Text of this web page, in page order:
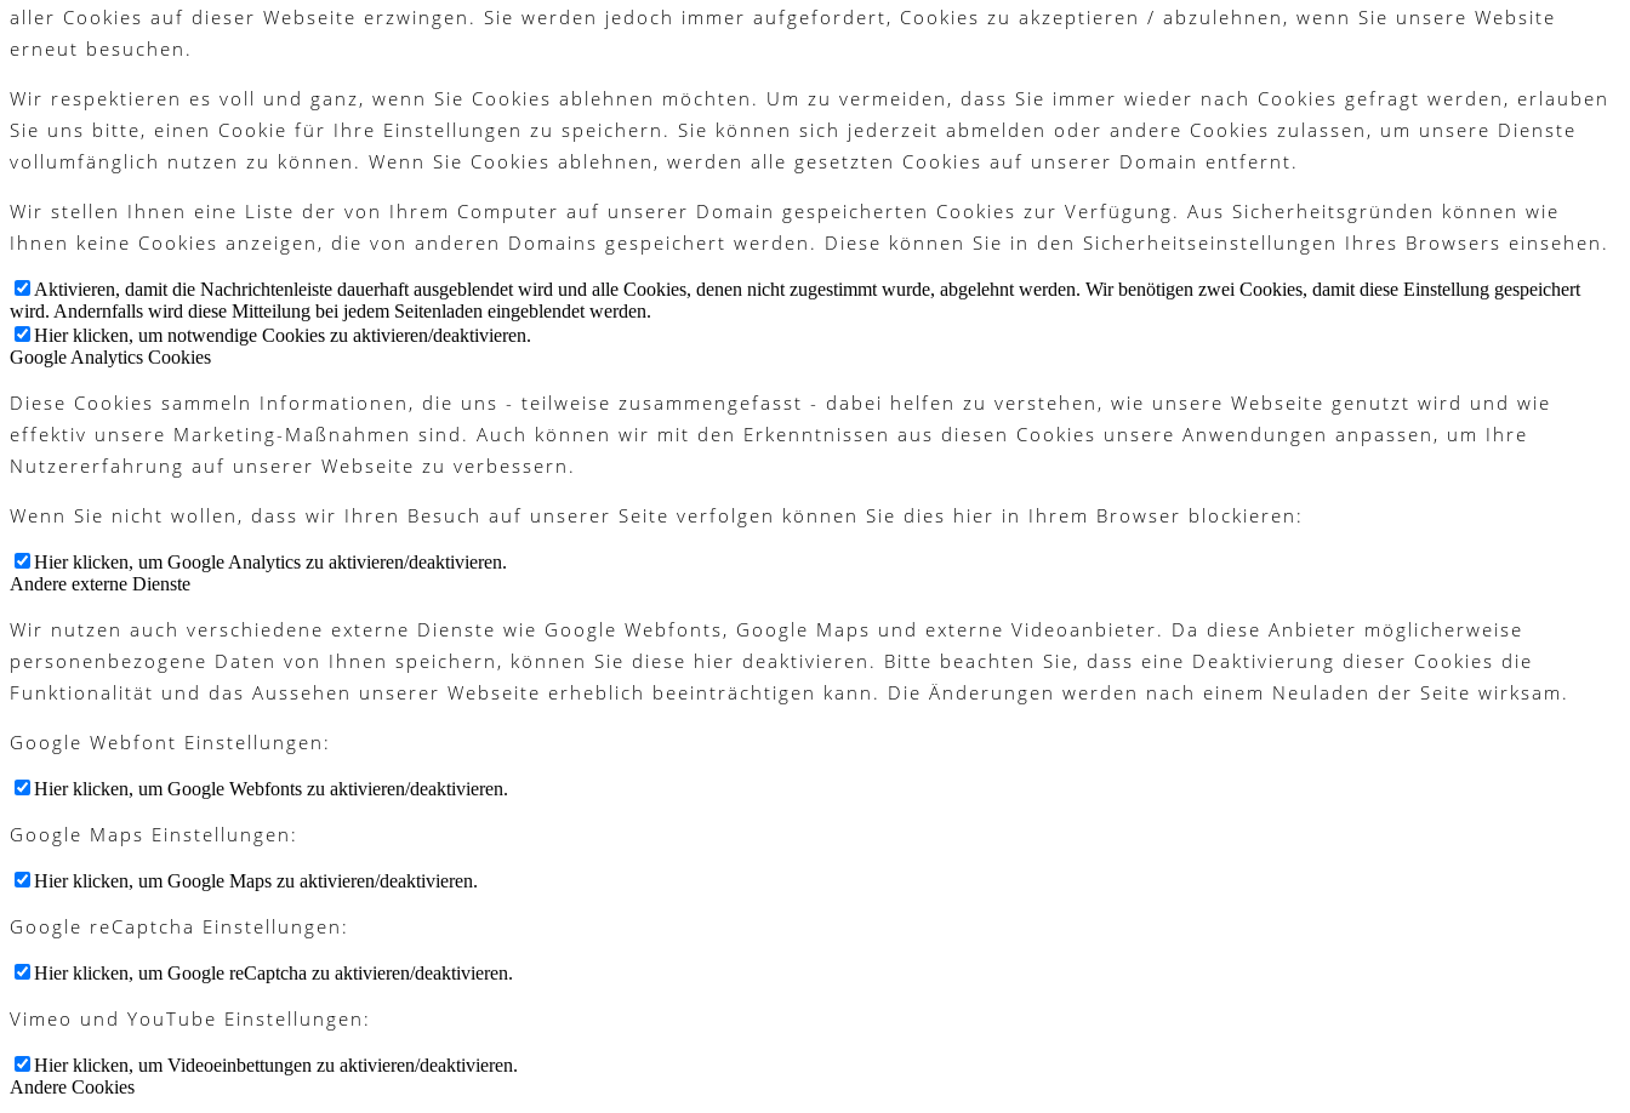
Golfregeln
Kurse
Menü Menü
aller Cookies auf dieser Webseite erzwingen. Sie werden jedoch immer aufgefordert, Cookies zu akzeptieren / abzulehnen, wenn Sie unsere Website
erneut besuchen.
Wir respektieren es voll und ganz, wenn Sie Cookies ablehnen möchten. Um zu vermeiden, dass Sie immer wieder nach Cookies gefragt werden, erlauben
Sie uns bitte, einen Cookie für Ihre Einstellungen zu speichern. Sie können sich jederzeit abmelden oder andere Cookies zulassen, um unsere Dienste
vollumfänglich nutzen zu können. Wenn Sie Cookies ablehnen, werden alle gesetzten Cookies auf unserer Domain entfernt.
Wir stellen Ihnen eine Liste der von Ihrem Computer auf unserer Domain gespeicherten Cookies zur Verfügung. Aus Sicherheitsgründen können wie
Ihnen keine Cookies anzeigen, die von anderen Domains gespeichert werden. Diese können Sie in den Sicherheitseinstellungen Ihres Browsers einsehen.
Aktivieren, damit die Nachrichtenleiste dauerhaft ausgeblendet wird und alle Cookies, denen nicht zugestimmt wurde, abgelehnt werden. Wir benötigen zwei Cookies, damit diese Einstellung gespeichert
wird. Andernfalls wird diese Mitteilung bei jedem Seitenladen eingeblendet werden.
Hier klicken, um notwendige Cookies zu aktivieren/deaktivieren.
Google Analytics Cookies
Diese Cookies sammeln Informationen, die uns - teilweise zusammengefasst - dabei helfen zu verstehen, wie unsere Webseite genutzt wird und wie
effektiv unsere Marketing-Maßnahmen sind. Auch können wir mit den Erkenntnissen aus diesen Cookies unsere Anwendungen anpassen, um Ihre
Nutzererfahrung auf unserer Webseite zu verbessern.
Wenn Sie nicht wollen, dass wir Ihren Besuch auf unserer Seite verfolgen können Sie dies hier in Ihrem Browser blockieren:
Hier klicken, um Google Analytics zu aktivieren/deaktivieren.
Andere externe Dienste
Wir nutzen auch verschiedene externe Dienste wie Google Webfonts, Google Maps und externe Videoanbieter. Da diese Anbieter möglicherweise
personenbezogene Daten von Ihnen speichern, können Sie diese hier deaktivieren. Bitte beachten Sie, dass eine Deaktivierung dieser Cookies die
Funktionalität und das Aussehen unserer Webseite erheblich beeinträchtigen kann. Die Änderungen werden nach einem Neuladen der Seite wirksam.
Google Webfont Einstellungen:
Hier klicken, um Google Webfonts zu aktivieren/deaktivieren.
Google Maps Einstellungen:
Hier klicken, um Google Maps zu aktivieren/deaktivieren.
Google reCaptcha Einstellungen:
Hier klicken, um Google reCaptcha zu aktivieren/deaktivieren.
Vimeo und YouTube Einstellungen:
Hier klicken, um Videoeinbettungen zu aktivieren/deaktivieren.
Andere Cookies